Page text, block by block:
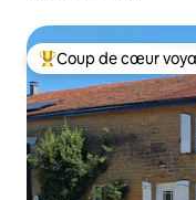
Coups de cœur
Coup de cœur